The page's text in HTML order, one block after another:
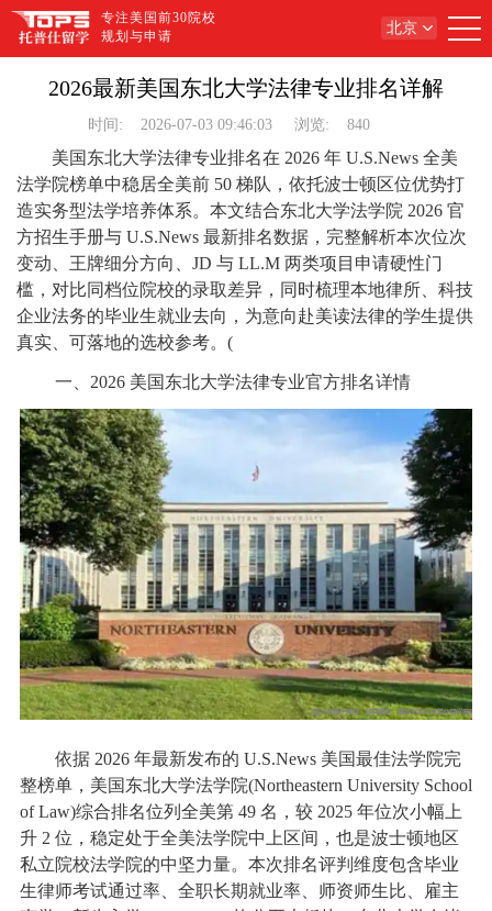
专注美国前30院校
规划与申请
北京
2026最新美国东北大学法律专业排名详解
时间: 2026-07-03 09:46:03 浏览: 840
美国东北大学法律专业排名在 2026 年 U.S.News 全美
法学院榜单中稳居全美前 50 梯队，依托波士顿区位优势打
造实务型法学培养体系。本文结合东北大学法学院 2026 官
方招生手册与 U.S.News 最新排名数据，完整解析本次位次
变动、王牌细分方向、JD 与 LL.M 两类项目申请硬性门
槛，对比同档位院校的录取差异，同时梳理本地律所、科技
企业法务的毕业生就业去向，为意向赴美读法律的学生提供
真实、可落地的选校参考。(
一、2026 美国东北大学法律专业官方排名详情
依据 2026 年最新发布的 U.S.News 美国最佳法学院完
整榜单，美国东北大学法学院(Northeastern University School
of Law)综合排名位列全美第 49 名，较 2025 年位次小幅上
升 2 位，稳定处于全美法学院中上区间，也是波士顿地区
私立院校法学院的中坚力量。本次排名评判维度包含毕业
生律师考试通过率、全职长期就业率、师资师生比、雇主